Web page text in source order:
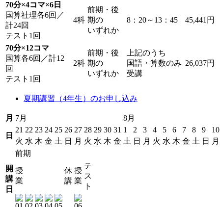
70分×4コマ×6日
国算社理各6回／
計24回
テスト1回
4科
前期・後
期の
いずれか
8：20～13：45 45,441円
70分×12コマ
国算各6回／計12
回
テスト1回
2科
前期・後
期の
いずれか
上記のうち
国語・算数のみ
受講
26,037円
夏期講習（4年生）のお申し込み
月 7月 8月
日
21 22 23 24 25 26 27 28 29 30 31 1 2 3 4 5 6 7 8 9
10
火 水 木 金 土 日 月 火 水 木 金 土 日 月 火 水 木 金 土 日 月
開
講
日
前期
授
業
休
講
授
業
テ
ス
ト